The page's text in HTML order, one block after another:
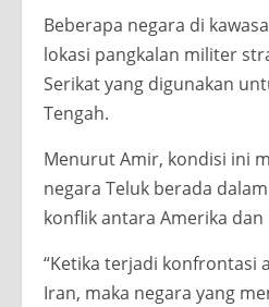
Beberapa negara di
lokasi pangkalan militer
Serikat yang digunakan
Tengah.
Menurut Amir, kondisi ini
negara Teluk berada
konflik antara Amerika
“Ketika terjadi konfrontasi
Iran, maka negara yang